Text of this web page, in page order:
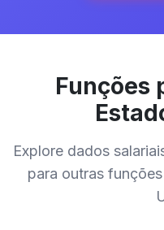
Funções
Explore dados
para outras